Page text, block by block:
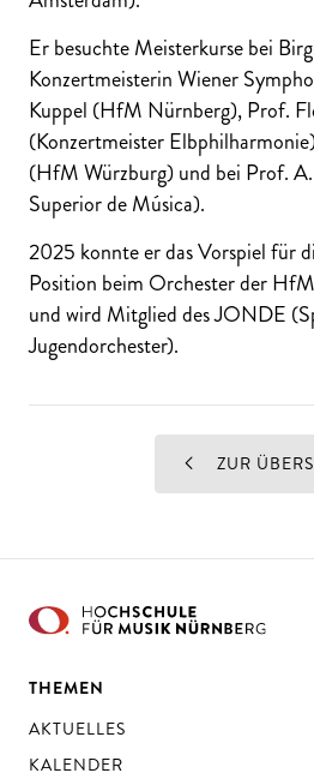
Er besuchte Meisterkurse bei
Konzertmeisterin Wiener
Kuppel (HfM Nürnberg), Prof.
(Konzertmeister
(HfM Würzburg) und bei Prof.
Superior de Música).
2025 konnte er das Vorspiel für
Position beim Orchester der
und wird Mitglied des JONDE
Jugendorchester).
ZUR
THEMEN
AKTUELLES
KALENDER